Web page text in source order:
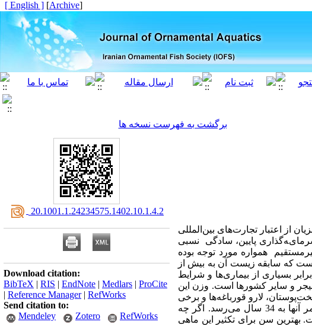
[
Archive
]
[ English ]
برگشت به فهرست نسخه ها
از اعتبار تجارتهای بین‌المللی
پایین، ﺳﺎدﮔﯽ ﻧﺴﺒﯽ
ﻫﻤﻮاره ﻣﻮرد ﺗﻮﺟﻪ بوده
که سابقه زیست آن به بیش از
بسیاری از بیماری‌ها و شرایط
و سایر کشورها است. وزن این
لارو قورباغه‌ها و برخی
حشره‌خوار هستند و طول عمر آنها به 34 سال می‌رسد. اگر چه
بهترین سن برای تکثیر این ماهی
‎ 20.1001.1.24234575.1402.10.1.4.2
Download citation:
BibTeX | RIS | EndNote | Medlars | ProCite
| Reference Manager| RefWorks
Send citation to:
Mendeley
Zotero RefWorks